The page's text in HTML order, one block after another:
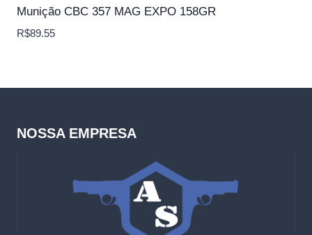
Munição CBC 357 MAG EXPO 158GR
R$89.55
NOSSA EMPRESA